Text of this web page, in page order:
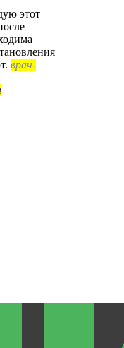
этот
врач-